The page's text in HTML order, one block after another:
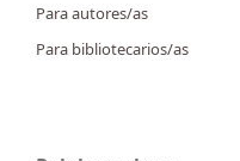
Para autores/as
Para bibliotecarios/as